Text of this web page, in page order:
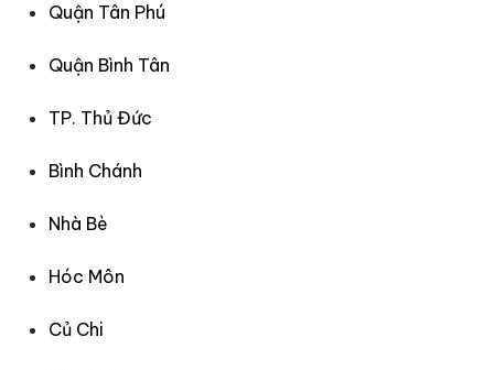
Quận Tân Phú
Quận Bình Tân
TP. Thủ Đức
Bình Chánh
Nhà Bè
Hóc Môn
Củ Chi